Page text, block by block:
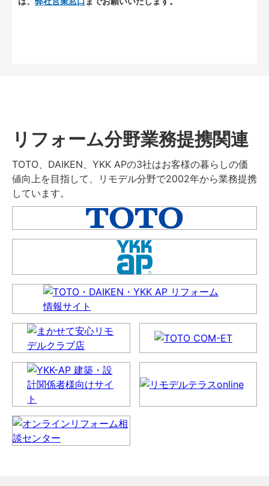
リフォーム分野業務提携関連
TOTO、DAIKEN、YKK APの3社はお客様の暮らしの価
値向上を目指して、リモデル分野で2002年から業務提携
しています。